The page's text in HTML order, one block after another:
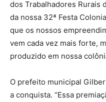
dos Trabalhadores Rurais
da nossa 32ª Festa
que os nossos
vem cada vez mais forte,
produzido em nossa
O prefeito municipal
a conquista. “Essa